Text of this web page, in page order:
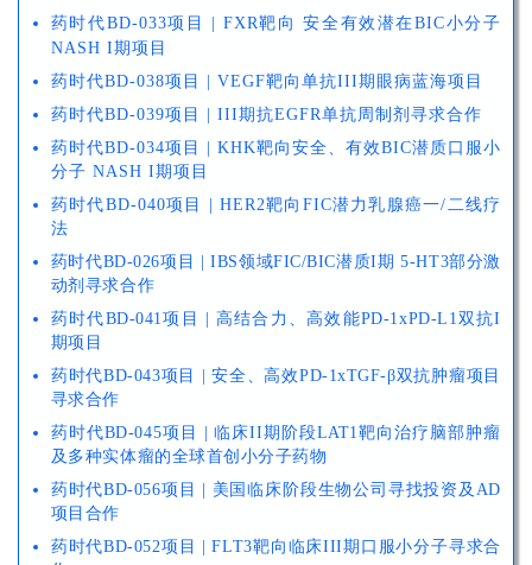
药时代BD-033项目 | FXR靶向 安全有效潜在BIC小分子
NASH I期项目
药时代BD-038项目 | VEGF靶向单抗III期眼病蓝海项目
药时代BD-039项目 | III期抗EGFR单抗周制剂寻求合作
药时代BD-034项目 | KHK靶向安全、有效BIC潜质口服小
分子 NASH I期项目
药时代BD-040项目 | HER2靶向FIC潜力乳腺癌一/二线疗
法
药时代BD-026项目 | IBS领域FIC/BIC潜质I期 5-HT3部分激
动剂寻求合作
药时代BD-041项目 | 高结合力、高效能PD-1xPD-L1双抗I
期项目
药时代BD-043项目 | 安全、高效PD-1xTGF-β双抗肿瘤项目
寻求合作
药时代BD-045项目 | 临床II期阶段LAT1靶向治疗脑部肿瘤
及多种实体瘤的全球首创小分子药物
药时代BD-056项目 | 美国临床阶段生物公司寻找投资及AD
项目合作
药时代BD-052项目 | FLT3靶向临床III期口服小分子寻求合